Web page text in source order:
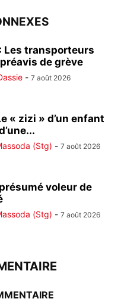
Les transporteurs
de grève
- 7 août 2026
« zizi » d’un enfant
(Stg) - 7 août 2026
voleur de
(Stg) - 7 août 2026